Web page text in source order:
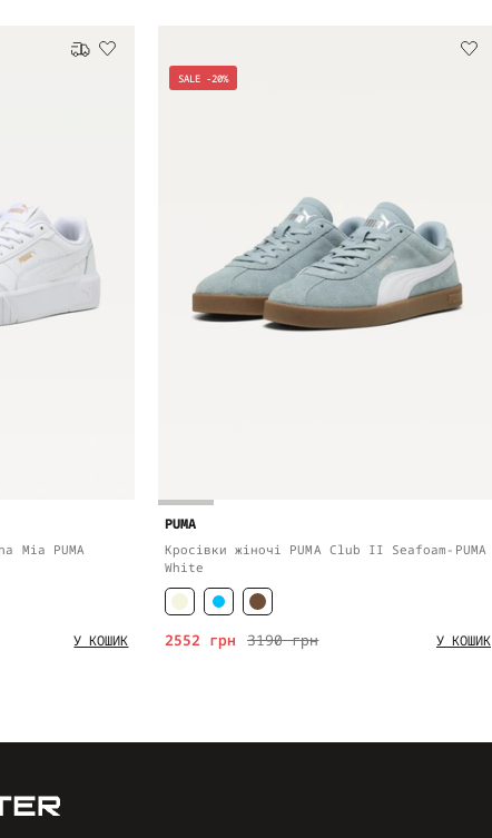
Безкоштовна доставка
Mia PUMA
У КОШИК
SALE -20%
PUMA
Кросівки жіночі PUMA Club II Seafoam-PUMA
White
3190 грн
2552 грн У КОШИК